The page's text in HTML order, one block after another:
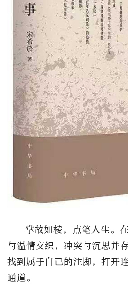
掌故如棱，点笔人生。
与温情交织，冲突与沉思并
找到属于自己的注脚，打开
通道。